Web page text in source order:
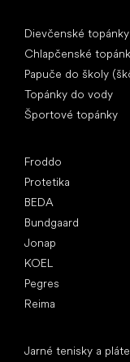
Dievčenské topánky
Chlapčenské
Papuče do školy
Topánky do vody
Športové topánky
Froddo
Protetika
BEDA
Bundgaard
Jonap
KOEL
Pegres
Reima
Jarné tenisky a